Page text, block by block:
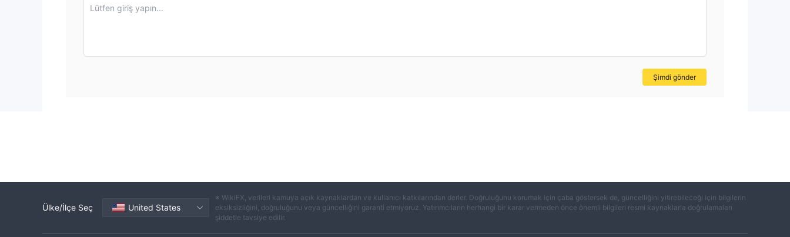
Lütfen giriş yapın...
Şimdi gönder
Ülke/İlçe Seç United States
※ WikiFX, verileri kamuya açık kaynaklardan ve kullanıcı katkılarından derler. Doğruluğunu korumak için çaba göstersek de, güncelliğini yitirebileceği için bilgilerin
eksiksizliğini, doğruluğunu veya güncelliğini garanti etmiyoruz. Yatırımcıların herhangi bir karar vermeden önce önemli bilgileri resmi kaynaklarla doğrulamaları
şiddetle tavsiye edilir.